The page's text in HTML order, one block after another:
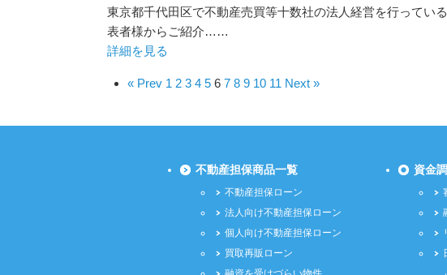
東京都千代田区で不動産売買等十数社の法人経営を行ってい
表者様からご紹介……
詳細を見る
« Prev 1 2 3 4 5 6 7 8 9 10 11 Next »
不動産担保商品一覧
不動産担保ローン
法人向け不動産担保ローン
個人向け不動産担保ローン
買取再販ローン
資金